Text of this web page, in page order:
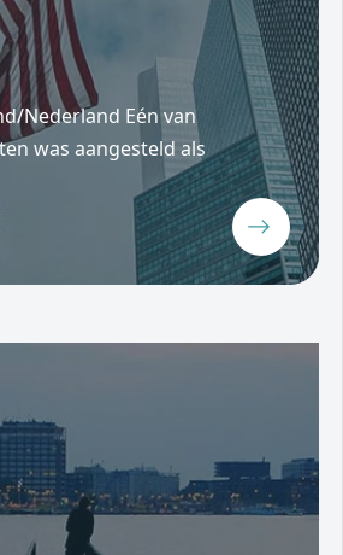
Nederland Eén van
was aangesteld als